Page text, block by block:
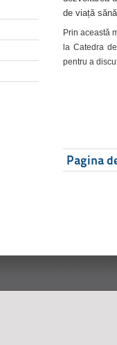
de viață
Prin această
la Catedra
pentru a
Pagina